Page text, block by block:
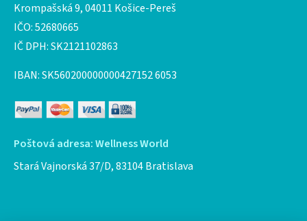
Krompašská 9, 04011 Košice-Pereš
IČO: 52680665
IČ DPH: SK2121102863
IBAN: SK560200000000427152 6053
Poštová adresa: Wellness World
Stará Vajnorská 37/D, 83104 Bratislava